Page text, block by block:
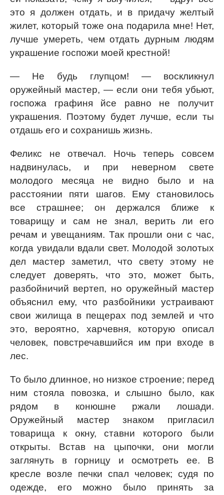
это я должен отдать, и в придачу желтый
жилет, который тоже она подарила мне! Нет,
лучше умереть, чем отдать дурным людям
украшение госпожи моей крестной!
— Не будь глупцом! — воскликнул
оружейный мастер, — если они тебя убьют,
госпожа графиня йсе равно не получит
украшения. Поэтому будет лучше, если ты
отдашь его и сохранишь жизнь.
Феликс не отвечал. Ночь теперь совсем
надвинулась, и при неверном свете
молодого месяца не видно было и на
расстоянии пяти шагов. Ему становилось
все страшнее; он держался ближе к
товарищу и сам не знал, верить ли его
речам и увещаниям. Так прошли они с час,
когда увидали вдали свет. Молодой золотых
дел мастер заметил, что свету этому не
следует доверять, что это, может быть,
разбойничий вертеп, но оружейный мастер
объяснил ему, что разбойники устраивают
свои жилища в пещерах под землей и что
это, вероятно, харчевня, которую описал
человек, повстречавшийся им при входе в
лес.
То было длинное, но низкое строение; перед
ним стояла повозка, и слышно было, как
рядом в конюшне ржали лошади.
Оружейный мастер знаком пригласил
товарища к окну, ставни которого были
открыты. Встав на цыпочки, они могли
заглянуть в горницу и осмотреть ее. В
кресле возле печки спал человек; судя по
одежде, его можно было принять за